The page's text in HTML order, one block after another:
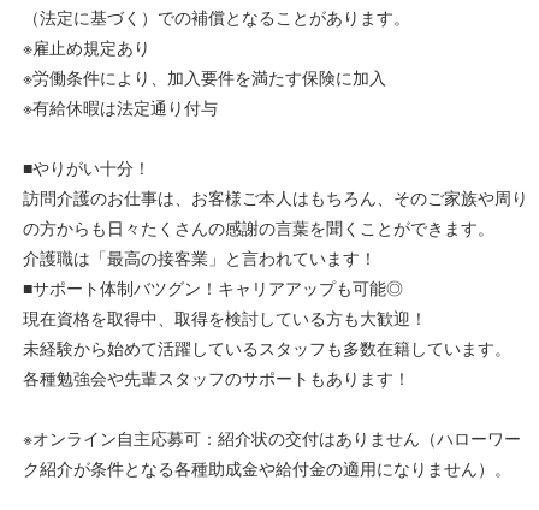
（法定に基づく）での補償となることがあります。
※雇止め規定あり
※労働条件により、加入要件を満たす保険に加入
※有給休暇は法定通り付与
■やりがい十分！
訪問介護のお仕事は、お客様ご本人はもちろん、そのご家族や周り
の方からも日々たくさんの感謝の言葉を聞くことができます。
介護職は「最高の接客業」と言われています！
■サポート体制バツグン！キャリアアップも可能◎
現在資格を取得中、取得を検討している方も大歓迎！
未経験から始めて活躍しているスタッフも多数在籍しています。
各種勉強会や先輩スタッフのサポートもあります！
※オンライン自主応募可：紹介状の交付はありません（ハローワー
ク紹介が条件となる各種助成金や給付金の適用になりません）。